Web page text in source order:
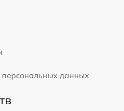
персональных данных